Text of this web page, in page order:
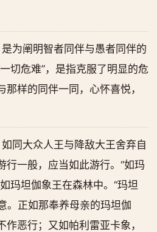
是为阐明智者同伴与愚者同伴的
切危难”，是指克服了明显的危
样的同伴一同，心怀喜悦，
同大众人王与降敌大王舍弃自
行一般，应当如此游行。“如玛
玛坦伽象王在森林中。“玛坦
。正如那奉养母亲的玛坦伽
恶行；又如帕利雷亚卡象，